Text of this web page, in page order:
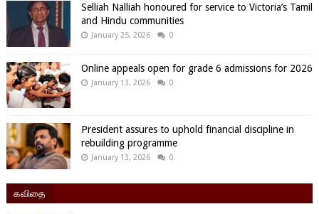
Selliah Nalliah honoured for service to Victoria’s Tamil
and Hindu communities
January 25, 2026 0
Online appeals open for grade 6 admissions for 2026
January 13, 2026 0
President assures to uphold financial discipline in
rebuilding programme
January 13, 2026 0
கவிதை